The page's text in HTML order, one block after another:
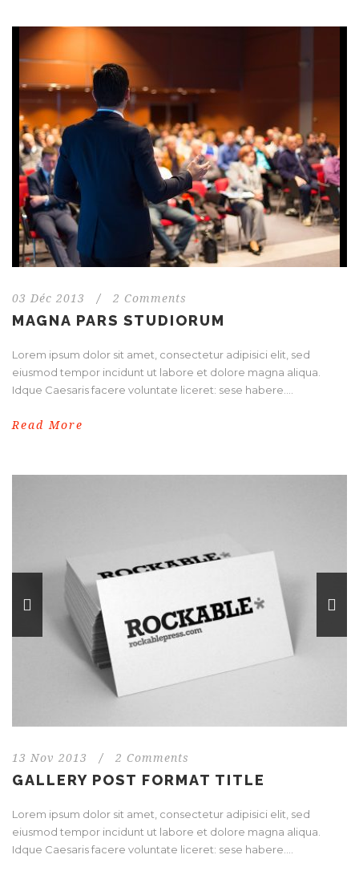
03 Déc 2013 / 2 Comments
MAGNA PARS STUDIORUM
Lorem ipsum dolor sit amet, consectetur adipisici elit, sed
eiusmod tempor incidunt ut labore et dolore magna aliqua.
Idque Caesaris facere voluntate liceret: sese habere....
Read More
13 Nov 2013 / 2 Comments
GALLERY POST FORMAT TITLE
Lorem ipsum dolor sit amet, consectetur adipisici elit, sed
eiusmod tempor incidunt ut labore et dolore magna aliqua.
Idque Caesaris facere voluntate liceret: sese habere....